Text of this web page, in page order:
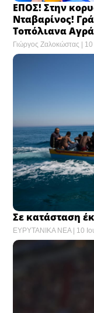
ΕΠΟΣ! Στην
Νταβαρίνος!
Τοπόλιανα
Γιώργος Ζαλοκώστας 10
Σε κατάσταση
ΕΥΡΥΤΑΝΙΚΑ ΝΕΑ 10